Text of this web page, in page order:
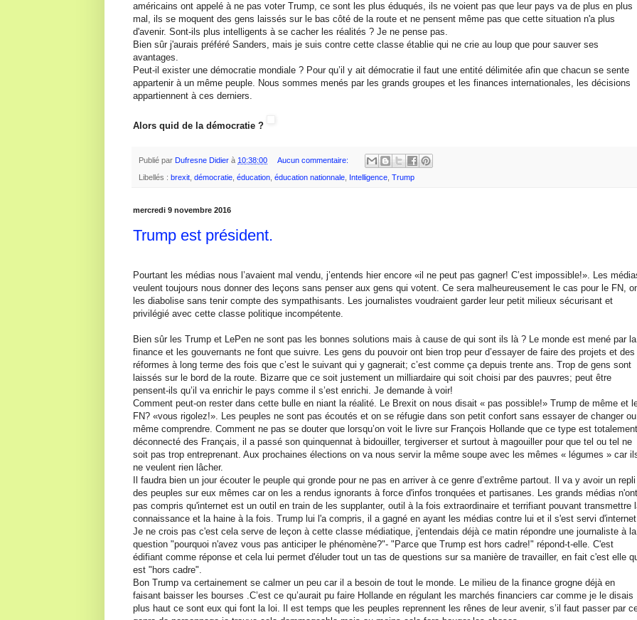
américains ont appelé à ne pas voter Trump, ce sont les plus éduqués, ils ne voient pas que leur pays va de plus en plus
mal, ils se moquent des gens laissés sur le bas côté de la route et ne pensent même pas que cette situation n'a plus
d'avenir. Sont-ils plus intelligents à se cacher les réalités ? Je ne pense pas.
Bien sûr j'aurais préféré Sanders, mais je suis contre cette classe établie qui ne crie au loup que pour sauver ses
avantages.
Peut-il exister une démocratie mondiale ? Pour qu’il y ait démocratie il faut une entité délimitée afin que chacun se sente
appartenir à un même peuple. Nous sommes menés par les grands groupes et les finances internationales, les décisions
appartiennent à ces derniers.
Alors quid de la démocratie ?
Publié par Dufresne Didier à 10:38:00 Aucun commentaire:
Libellés : brexit, démocratie, éducation, éducation nationnale, Intelligence, Trump
mercredi 9 novembre 2016
Trump est président.
Pourtant les médias nous l’avaient mal vendu, j’entends hier encore «il ne peut pas gagner! C’est impossible!». Les
veulent toujours nous donner des leçons sans penser aux gens qui votent. Ce sera malheureusement le cas pour le FN,
les diabolise sans tenir compte des sympathisants. Les journalistes voudraient garder leur petit milieux sécurisant et
privilégié avec cette classe politique incompétente.
Bien sûr les Trump et LePen ne sont pas les bonnes solutions mais à cause de qui sont ils là ? Le monde est mené par la
finance et les gouvernants ne font que suivre. Les gens du pouvoir ont bien trop peur d’essayer de faire des projets et des
réformes à long terme des fois que c’est le suivant qui y gagnerait; c’est comme ça depuis trente ans. Trop de gens sont
laissés sur le bord de la route. Bizarre que ce soit justement un milliardaire qui soit choisi par des pauvres; peut être
pensent-ils qu’il va enrichir le pays comme il s’est enrichi. Je demande à voir!
Comment peut-on rester dans cette bulle en niant la réalité. Le Brexit on nous disait « pas possible!» Trump de même et
FN? «vous rigolez!». Les peuples ne sont pas écoutés et on se réfugie dans son petit confort sans essayer de changer ou
même comprendre. Comment ne pas se douter que lorsqu’on voit le livre sur François Hollande que ce type est totalement
déconnecté des Français, il a passé son quinquennat à bidouiller, tergiverser et surtout à magouiller pour que tel ou tel ne
soit pas trop entreprenant. Aux prochaines élections on va nous servir la même soupe avec les mêmes « légumes » car
ne veulent rien lâcher.
Il faudra bien un jour écouter le peuple qui gronde pour ne pas en arriver à ce genre d’extrême partout. Il va y avoir un repli
des peuples sur eux mêmes car on les a rendus ignorants à force d'infos tronquées et partisanes. Les grands médias n'ont
pas compris qu'internet est un outil en train de les supplanter, outil à la fois extraordinaire et terrifiant pouvant transmettre
connaissance et la haine à la fois. Trump lui l'a compris, il a gagné en ayant les médias contre lui et il s'est servi
Je ne crois pas c'est cela serve de leçon à cette classe médiatique, j'entendais déjà ce matin répondre une journaliste à la
question "pourquoi n'avez vous pas anticiper le phénomène?"- "Parce que Trump est hors cadre!" répond-t-elle. C'est
édifiant comme réponse et cela lui permet d'éluder tout un tas de questions sur sa manière de travailler, en fait c'est elle
est "hors cadre".
Bon Trump va certainement se calmer un peu car il a besoin de tout le monde. Le milieu de la finance grogne déjà en
faisant baisser les bourses .C’est ce qu’aurait pu faire Hollande en régulant les marchés financiers car comme je le disais
plus haut ce sont eux qui font la loi. Il est temps que les peuples reprennent les rênes de leur avenir, s’il faut passer par